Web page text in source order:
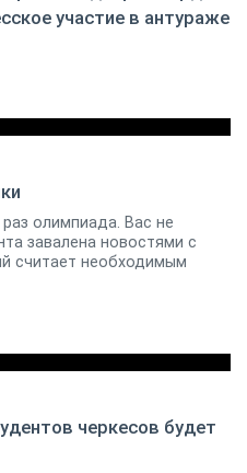
10
участие в антураже
олимпиада. Вас не
завалена новостями с
считает необходимым
черкесов будет